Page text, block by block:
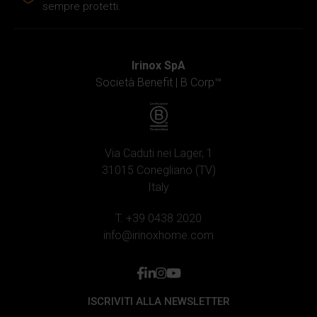
loro servizi.
sempre protetti.
Irinox SpA
Società Benefit | B Corp™
Via Caduti nei Lager, 1
31015 Conegliano (TV)
Italy
T. +39 0438 2020
info@irinoxhome.com
facebook
linkedin
instagram
youtube
ISCRIVITI ALLA NEWSLETTER